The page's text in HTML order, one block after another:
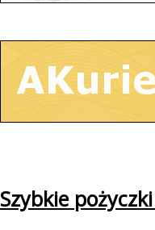
Szybkie